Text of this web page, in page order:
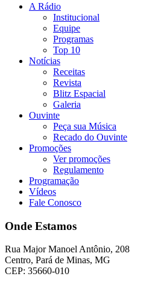
A Rádio
Institucional
Equipe
Programas
Top 10
Notícias
Receitas
Revista
Blitz Espacial
Galeria
Ouvinte
Peça sua Música
Recado do Ouvinte
Promoções
Ver promoções
Regulamento
Programação
Vídeos
Fale Conosco
Onde Estamos
Rua Major Manoel Antônio, 208
Centro, Pará de Minas, MG
CEP: 35660-010